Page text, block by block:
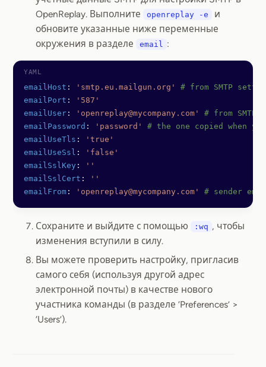
OpenReplay. Выполните
openreplay -e
и
обновите указанные ниже переменные
окружения в разделе
email :
emailHost : 'smtp.eu.mailgun.org'
# from SMTP
emailPort :
'587'
emailUser : 'openreplay@mycompany.com'
# from
emailPassword : 'password'
# the one copied when
emailUseTls :
'true'
emailUseSsl :
'false'
emailSslKey :
''
emailSslCert :
''
emailFrom : 'openreplay@mycompany.com' # sender
Сохраните и выйдите с помощью :wq , чтобы
изменения вступили в силу.
Вы можете проверить настройку, пригласив
самого себя (используя другой адрес
электронной почты) в качестве нового
участника команды (в разделе ‘Preferences’ >
‘Users’).